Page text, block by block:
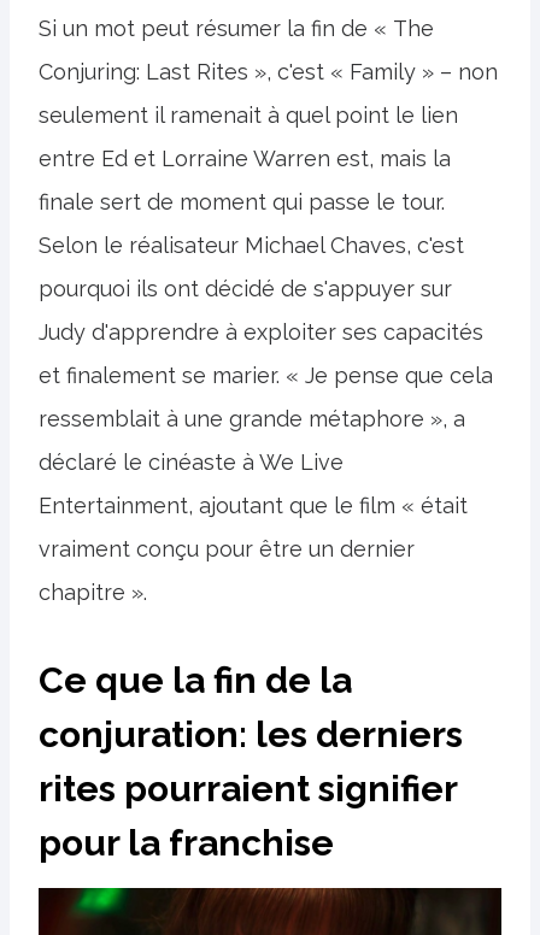
Si un mot peut résumer la fin de « The
Conjuring: Last Rites », c'est « Family » – non
seulement il ramenait à quel point le lien
entre Ed et Lorraine Warren est, mais la
finale sert de moment qui passe le tour.
Selon le réalisateur Michael Chaves, c'est
pourquoi ils ont décidé de s'appuyer sur
Judy d'apprendre à exploiter ses capacités
et finalement se marier. « Je pense que cela
ressemblait à une grande métaphore », a
déclaré le cinéaste à We Live
Entertainment, ajoutant que le film « était
vraiment conçu pour être un dernier
chapitre ».
Ce que la fin de la
conjuration: les derniers
rites pourraient signifier
pour la franchise